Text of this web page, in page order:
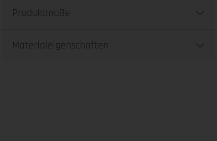
Produktmaße
Materialeigenschaften